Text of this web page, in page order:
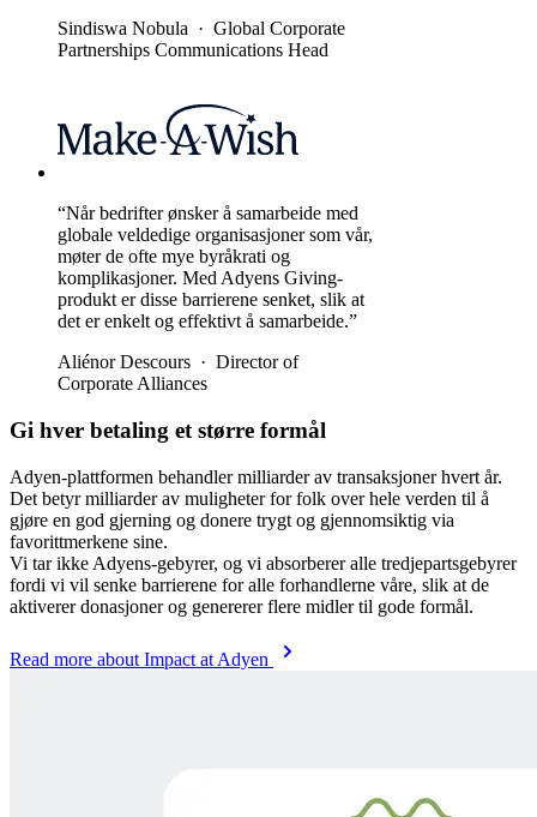
Sindiswa Nobula · Global Corporate
Partnerships Communications Head
“Når bedrifter ønsker å samarbeide med
globale veldedige organisasjoner som vår,
møter de ofte mye byråkrati og
komplikasjoner. Med Adyens Giving-
produkt er disse barrierene senket, slik at
det er enkelt og effektivt å samarbeide.”
Aliénor Descours · Director of
Corporate Alliances
Gi hver betaling et større formål
Adyen-plattformen behandler milliarder av transaksjoner hvert år.
Det betyr milliarder av muligheter for folk over hele verden til å
gjøre en god gjerning og donere trygt og gjennomsiktig via
favorittmerkene sine.
Vi tar ikke Adyens-gebyrer, og vi absorberer alle tredjepartsgebyrer
fordi vi vil senke barrierene for alle forhandlerne våre, slik at de
aktiverer donasjoner og genererer flere midler til gode formål.
Read more about Impact at Adyen